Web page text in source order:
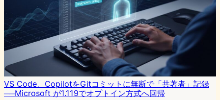
VS Code、CopilotをGitコミットに無断で「共著者」記録
──Microsoft が1.119でオプトイン方式へ回帰